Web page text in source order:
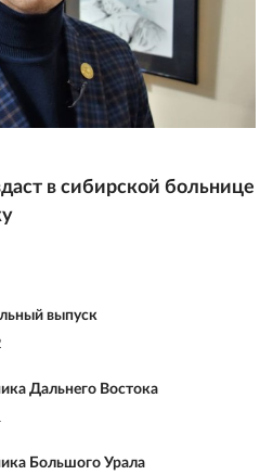
в сибирской больнице
выпуск
Дальнего Востока
Большого Урала